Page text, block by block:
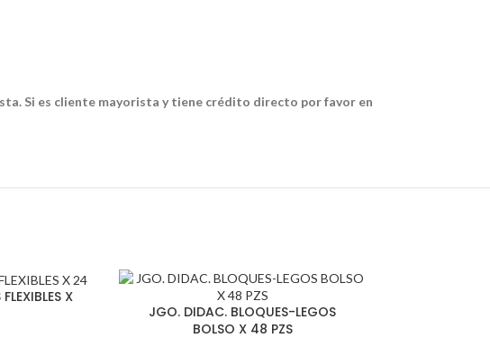
Si es cliente mayorista y tiene crédito directo por favor en
X
JGO. DIDAC. BLOQUES-LEGOS
BOLSO X 48 PZS